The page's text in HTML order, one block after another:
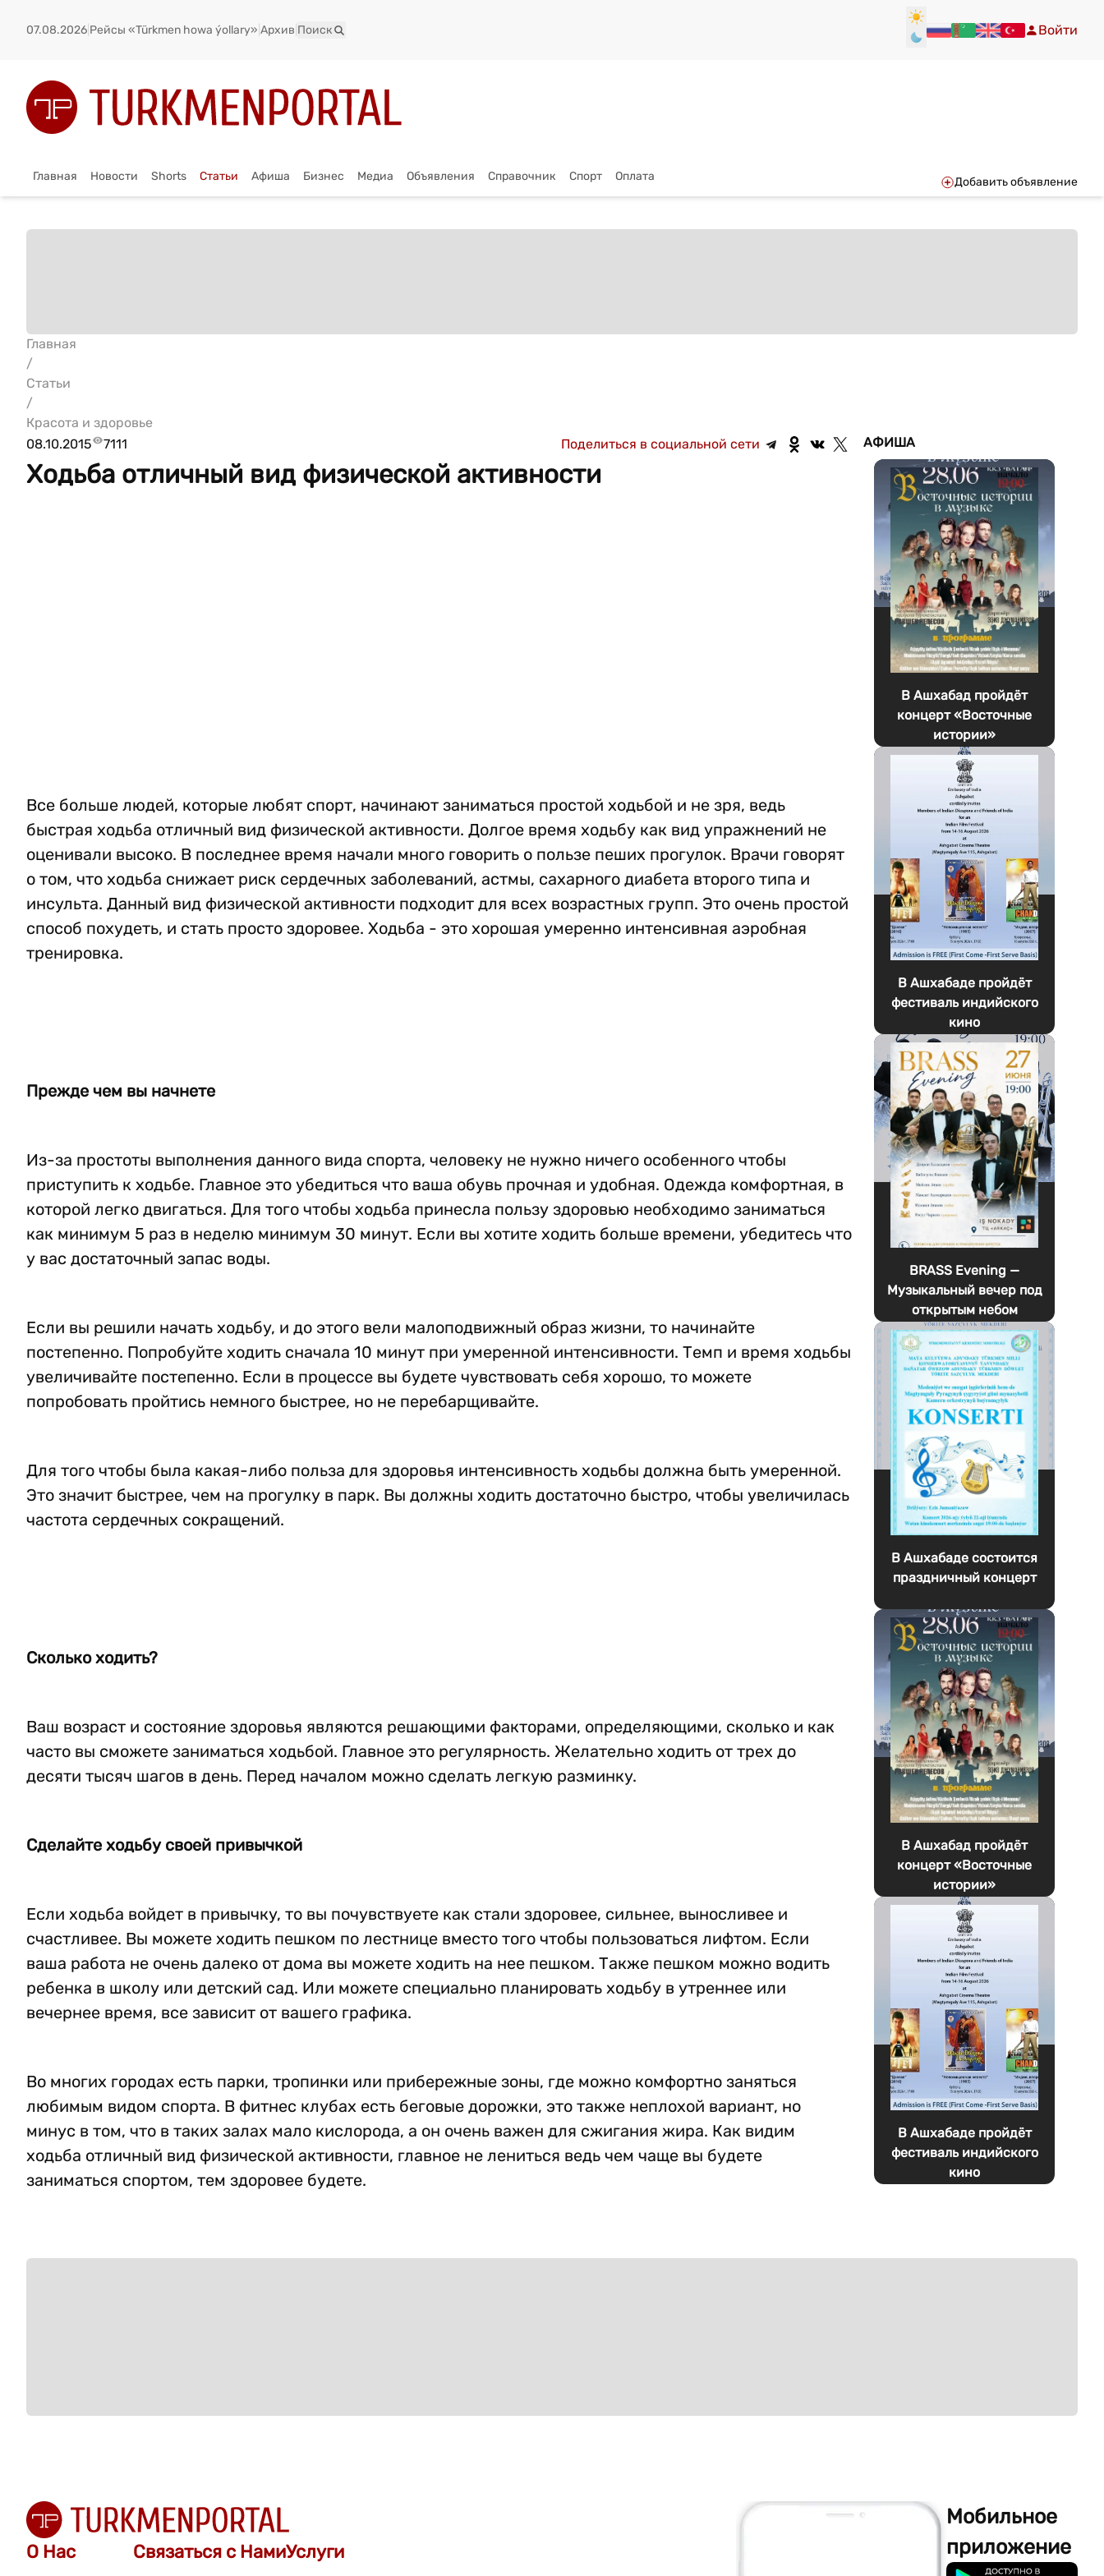
07.08.2026 Рейсы «Türkmen howa ýollary» Архив Поиск Войти
Главная Новости Shorts Статьи Афиша Бизнес Медиа Объявления Справочник Спорт Оплата Добавить объявление
Главная
/
Статьи
/
Красота и здоровье
08.10.2015
7111 Поделиться в социальной сети
Ходьба отличный вид физической активности
Все больше людей, которые любят спорт, начинают заниматься простой ходьбой и не зря, ведь
быстрая ходьба отличный вид физической активности. Долгое время ходьбу как вид упражнений не
оценивали высоко. В последнее время начали много говорить о пользе пеших прогулок. Врачи говорят
о том, что ходьба снижает риск сердечных заболеваний, астмы, сахарного диабета второго типа и
инсульта. Данный вид физической активности подходит для всех возрастных групп. Это очень простой
способ похудеть, и стать просто здоровее. Ходьба - это хорошая умеренно интенсивная аэробная
тренировка.
Прежде чем вы начнете
Из-за простоты выполнения данного вида спорта, человеку не нужно ничего особенного чтобы
приступить к ходьбе. Главное это убедиться что ваша обувь прочная и удобная. Одежда комфортная, в
которой легко двигаться. Для того чтобы ходьба принесла пользу здоровью необходимо заниматься
как минимум 5 раз в неделю минимум 30 минут. Если вы хотите ходить больше времени, убедитесь что
у вас достаточный запас воды.
Если вы решили начать ходьбу, и до этого вели малоподвижный образ жизни, то начинайте
постепенно. Попробуйте ходить сначала 10 минут при умеренной интенсивности. Темп и время ходьбы
увеличивайте постепенно. Если в процессе вы будете чувствовать себя хорошо, то можете
попробовать пройтись немного быстрее, но не перебарщивайте.
Для того чтобы была какая-либо польза для здоровья интенсивность ходьбы должна быть умеренной.
Это значит быстрее, чем на прогулку в парк. Вы должны ходить достаточно быстро, чтобы увеличилась
частота сердечных сокращений.
Сколько ходить?
Ваш возраст и состояние здоровья являются решающими факторами, определяющими, сколько и как
часто вы сможете заниматься ходьбой. Главное это регулярность. Желательно ходить от трех до
десяти тысяч шагов в день. Перед началом можно сделать легкую разминку.
Сделайте ходьбу своей привычкой
Если ходьба войдет в привычку, то вы почувствуете как стали здоровее, сильнее, выносливее и
счастливее. Вы можете ходить пешком по лестнице вместо того чтобы пользоваться лифтом. Если
ваша работа не очень далеко от дома вы можете ходить на нее пешком. Также пешком можно водить
ребенка в школу или детский сад. Или можете специально планировать ходьбу в утреннее или
вечернее время, все зависит от вашего графика.
Во многих городах есть парки, тропинки или прибережные зоны, где можно комфортно заняться
любимым видом спорта. В фитнес клубах есть беговые дорожки, это также неплохой вариант, но
минус в том, что в таких залах мало кислорода, а он очень важен для сжигания жира. Как видим
ходьба отличный вид физической активности, главное не лениться ведь чем чаще вы будете
заниматься спортом, тем здоровее будете.
АФИША
В Ашхабад пройдёт
концерт «Восточные
истории»
В Ашхабаде пройдёт
фестиваль индийского
кино
BRASS Evening —
Музыкальный вечер под
открытым небом
В Ашхабаде состоится
праздничный концерт
В Ашхабад пройдёт
концерт «Восточные
истории»
В Ашхабаде пройдёт
фестиваль индийского
кино
О Нас Связаться с НамиУслуги
Мобильное
приложение